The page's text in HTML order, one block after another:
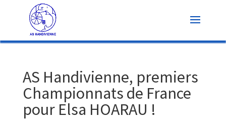
AS Handivienne, premiers
Championnats de France
pour Elsa HOARAU !